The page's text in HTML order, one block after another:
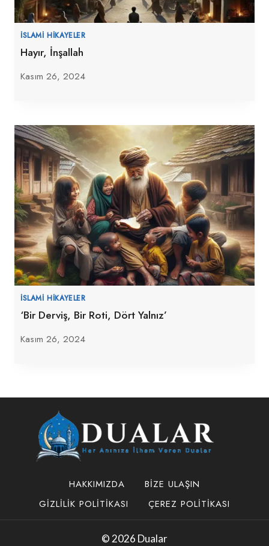
İSLAMI HIKAYELER
Hayır, İnşallah
Kasım 26, 2024
İSLAMI HIKAYELER
‘Bir Derviş, Bir Roti, Dört Yalnız’
Kasım 26, 2024
HAKKIMIZDA
BIZE ULAŞIN
GIZLILIK POLITIKASI
ÇEREZ POLITIKASI
© 2026 Dualar